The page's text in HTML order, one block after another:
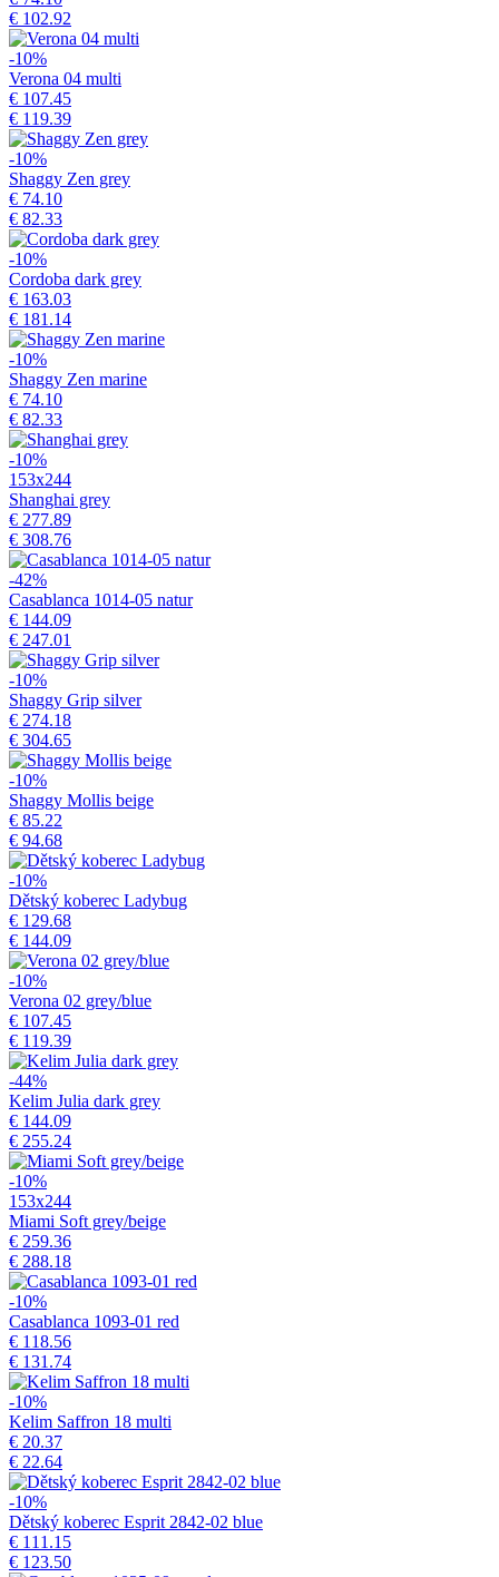
€ 102.92
-10%
Verona 04 multi
€ 107.45
€ 119.39
-10%
Shaggy Zen grey
€ 74.10
€ 82.33
-10%
Cordoba dark grey
€ 163.03
€ 181.14
-10%
Shaggy Zen marine
€ 74.10
€ 82.33
-10%
153x244
Shanghai grey
€ 277.89
€ 308.76
-42%
Casablanca 1014-05 natur
€ 144.09
€ 247.01
-10%
Shaggy Grip silver
€ 274.18
€ 304.65
-10%
Shaggy Mollis beige
€ 85.22
€ 94.68
-10%
Dětský koberec Ladybug
€ 129.68
€ 144.09
-10%
Verona 02 grey/blue
€ 107.45
€ 119.39
-44%
Kelim Julia dark grey
€ 144.09
€ 255.24
-10%
153x244
Miami Soft grey/beige
€ 259.36
€ 288.18
-10%
Casablanca 1093-01 red
€ 118.56
€ 131.74
-10%
Kelim Saffron 18 multi
€ 20.37
€ 22.64
-10%
Dětský koberec Esprit 2842-02 blue
€ 111.15
€ 123.50